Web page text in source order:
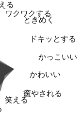
る
ワクワクする
ときめく
ドキッとする
かっこいい
かわいい
癒やされる
笑える